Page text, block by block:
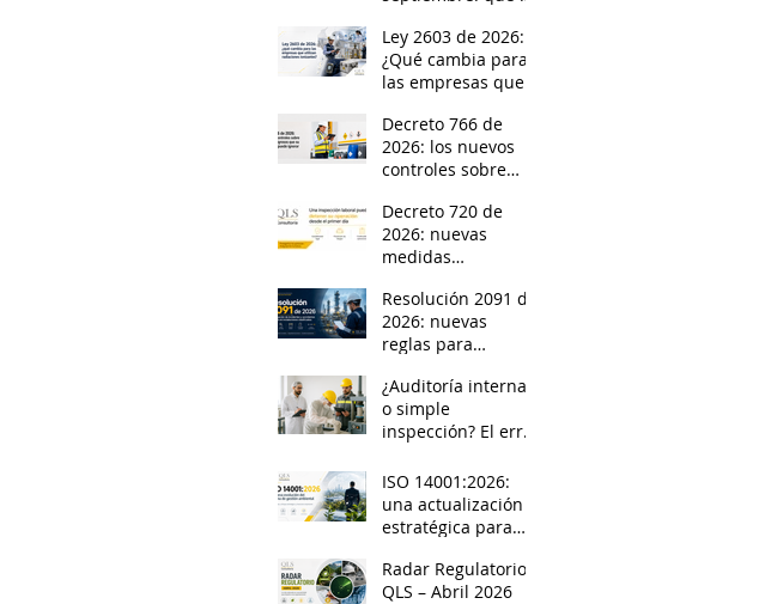
prepararse para la
transición
Ley 2603 de 2026:
¿Qué cambia para
las empresas que
ionizantes?
Decreto 766 de
2026: los nuevos
controles sobre
que su empresa no
puede ignora
Decreto 720 de
2026: nuevas
medidas
durante las
inspecciones
laborales en
Resolución 2091 de
2026: nuevas
reglas para
incidentes y
accidentes
mayores en
clasificadas
¿Auditoría interna
o simple
inspección? El error
comprometer tu
acreditación
ISO/IEC 17025
ISO 14001:2026:
una actualización
estratégica para
quieren gestionar
mejor su
Radar Regulatorio
QLS – Abril 2026